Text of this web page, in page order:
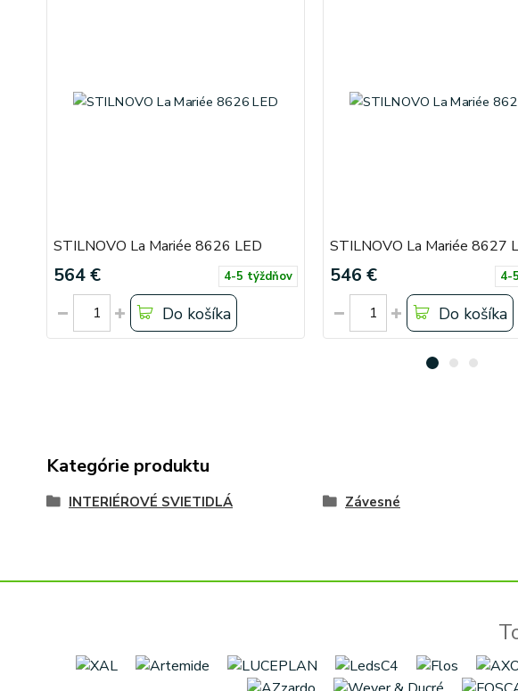
STILNOVO La Mariée 8626 LED
564 € 4-5 týždňov
Do košíka
STILNOVO La Mariée 8627
546 € 4-
Do košíka
Kategórie produktu
INTERIÉROVÉ SVIETIDLÁ Závesné